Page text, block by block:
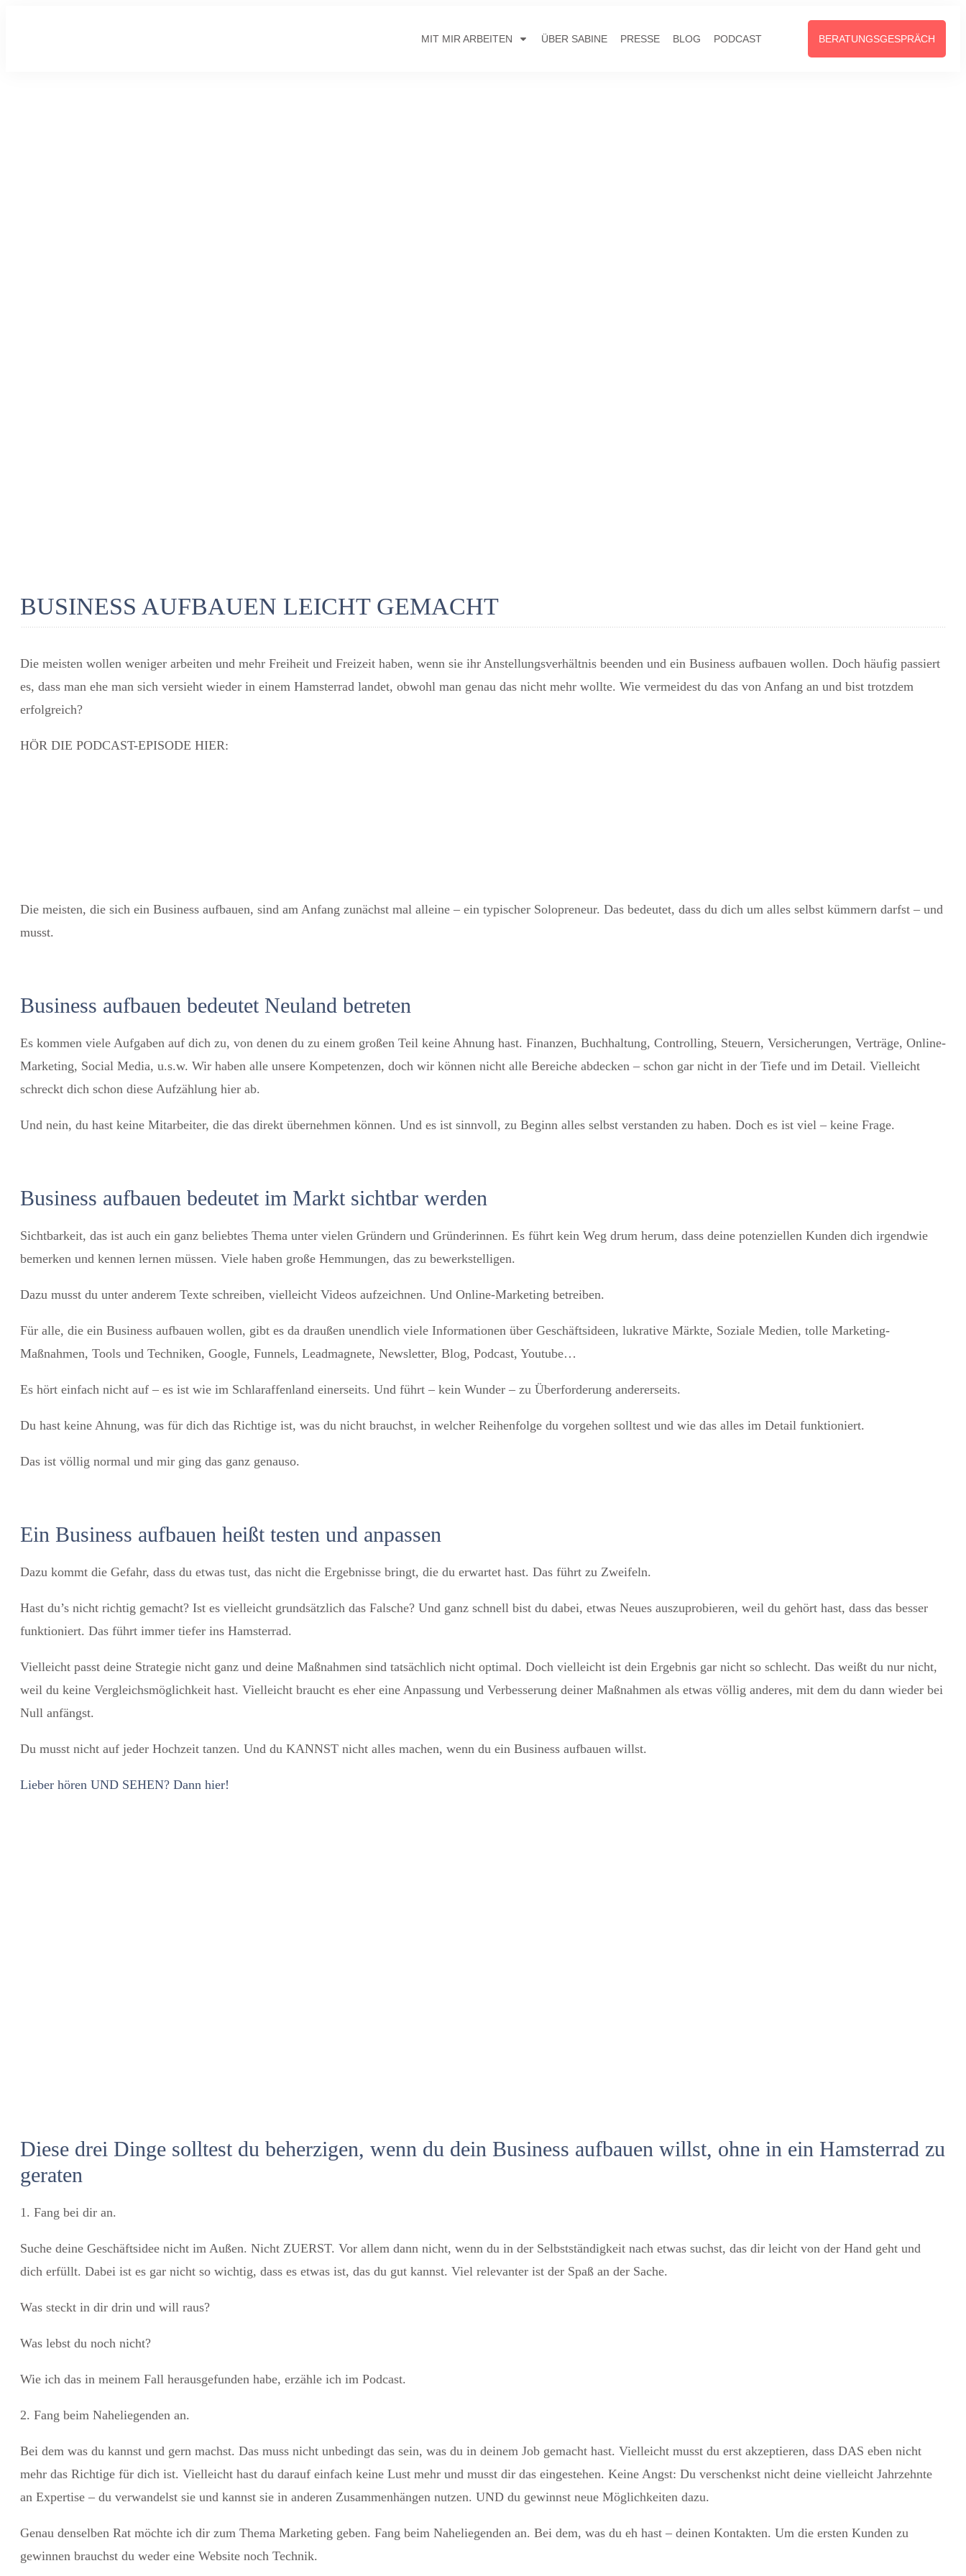
MIT MIR ARBEITEN ÜBER SABINE PRESSE BLOG PODCAST BERATUNGSGESPRÄCH
BUSINESS AUFBAUEN LEICHT GEMACHT
Die meisten wollen weniger arbeiten und mehr Freiheit und Freizeit haben, wenn sie ihr Anstellungsverhältnis beenden und ein Business aufbauen wollen. Doch häufig passiert
es, dass man ehe man sich versieht wieder in einem Hamsterrad landet, obwohl man genau das nicht mehr wollte. Wie vermeidest du das von Anfang an und bist trotzdem
erfolgreich?
HÖR DIE PODCAST-EPISODE HIER:
Die meisten, die sich ein Business aufbauen, sind am Anfang zunächst mal alleine – ein typischer Solopreneur. Das bedeutet, dass du dich um alles selbst kümmern darfst – und
musst.
Business aufbauen bedeutet Neuland betreten
Es kommen viele Aufgaben auf dich zu, von denen du zu einem großen Teil keine Ahnung hast. Finanzen, Buchhaltung, Controlling, Steuern, Versicherungen, Verträge, Online-
Marketing, Social Media, u.s.w. Wir haben alle unsere Kompetenzen, doch wir können nicht alle Bereiche abdecken – schon gar nicht in der Tiefe und im Detail. Vielleicht
schreckt dich schon diese Aufzählung hier ab.
Und nein, du hast keine Mitarbeiter, die das direkt übernehmen können. Und es ist sinnvoll, zu Beginn alles selbst verstanden zu haben. Doch es ist viel – keine Frage.
Business aufbauen bedeutet im Markt sichtbar werden
Sichtbarkeit, das ist auch ein ganz beliebtes Thema unter vielen Gründern und Gründerinnen. Es führt kein Weg drum herum, dass deine potenziellen Kunden dich irgendwie
bemerken und kennen lernen müssen. Viele haben große Hemmungen, das zu bewerkstelligen.
Dazu musst du unter anderem Texte schreiben, vielleicht Videos aufzeichnen. Und Online-Marketing betreiben.
Für alle, die ein Business aufbauen wollen, gibt es da draußen unendlich viele Informationen über Geschäftsideen, lukrative Märkte, Soziale Medien, tolle Marketing-
Maßnahmen, Tools und Techniken, Google, Funnels, Leadmagnete, Newsletter, Blog, Podcast, Youtube…
Es hört einfach nicht auf – es ist wie im Schlaraffenland einerseits. Und führt – kein Wunder – zu Überforderung andererseits.
Du hast keine Ahnung, was für dich das Richtige ist, was du nicht brauchst, in welcher Reihenfolge du vorgehen solltest und wie das alles im Detail funktioniert.
Das ist völlig normal und mir ging das ganz genauso.
Ein Business aufbauen heißt testen und anpassen
Dazu kommt die Gefahr, dass du etwas tust, das nicht die Ergebnisse bringt, die du erwartet hast. Das führt zu Zweifeln.
Hast du’s nicht richtig gemacht? Ist es vielleicht grundsätzlich das Falsche? Und ganz schnell bist du dabei, etwas Neues auszuprobieren, weil du gehört hast, dass das besser
funktioniert. Das führt immer tiefer ins Hamsterrad.
Vielleicht passt deine Strategie nicht ganz und deine Maßnahmen sind tatsächlich nicht optimal. Doch vielleicht ist dein Ergebnis gar nicht so schlecht. Das weißt du nur nicht,
weil du keine Vergleichsmöglichkeit hast. Vielleicht braucht es eher eine Anpassung und Verbesserung deiner Maßnahmen als etwas völlig anderes, mit dem du dann wieder bei
Null anfängst.
Du musst nicht auf jeder Hochzeit tanzen. Und du KANNST nicht alles machen, wenn du ein Business aufbauen willst.
Lieber hören UND SEHEN? Dann hier!
Diese drei Dinge solltest du beherzigen, wenn du dein Business aufbauen willst, ohne in ein Hamsterrad zu
geraten
1. Fang bei dir an.
Suche deine Geschäftsidee nicht im Außen. Nicht ZUERST. Vor allem dann nicht, wenn du in der Selbstständigkeit nach etwas suchst, das dir leicht von der Hand geht und
dich erfüllt. Dabei ist es gar nicht so wichtig, dass es etwas ist, das du gut kannst. Viel relevanter ist der Spaß an der Sache.
Was steckt in dir drin und will raus?
Was lebst du noch nicht?
Wie ich das in meinem Fall herausgefunden habe, erzähle ich im Podcast.
2. Fang beim Naheliegenden an.
Bei dem was du kannst und gern machst. Das muss nicht unbedingt das sein, was du in deinem Job gemacht hast. Vielleicht musst du erst akzeptieren, dass DAS eben nicht
mehr das Richtige für dich ist. Vielleicht hast du darauf einfach keine Lust mehr und musst dir das eingestehen. Keine Angst: Du verschenkst nicht deine vielleicht Jahrzehnte
an Expertise – du verwandelst sie und kannst sie in anderen Zusammenhängen nutzen. UND du gewinnst neue Möglichkeiten dazu.
Genau denselben Rat möchte ich dir zum Thema Marketing geben. Fang beim Naheliegenden an. Bei dem, was du eh hast – deinen Kontakten. Um die ersten Kunden zu
gewinnen brauchst du weder eine Website noch Technik.